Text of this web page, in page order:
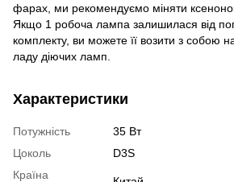
фарах, ми рекомендуємо міняти
Якщо 1 робоча лампа залишилася від
комплекту, ви можете її возити з собою
ладу діючих ламп.
Характеристики
Потужність
35 Вт
Цоколь
D3S
Країна